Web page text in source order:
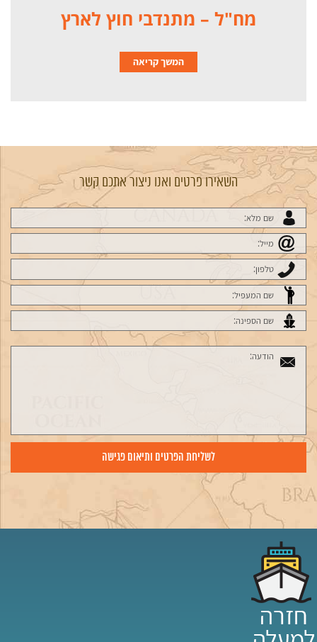
מח"ל – מתנדבי חוץ לארץ
המשך קריאה
השאירו פרטים ואנו ניצור אתכם קשר